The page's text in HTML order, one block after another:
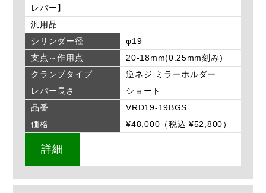
レバー】
汎用品
シリンダー径
φ19
支点～作用点
20-18mm(0.25mm刻み)
クランプタイプ
逆ネジ ミラーホルダー
レバー長さ
ショート
品番
VRD19-19BGS
価格
¥48,000（税込 ¥52,800）
詳細